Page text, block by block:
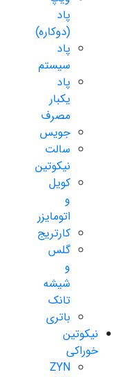
پاد
(دوکاره)
پاد
سیستم
پاد
یکبار
مصرف
جویس
سالت
نیکوتین
کویل
و
اتومایزر
کارتریج
گلس
و
شیشه
تانک
باتری
نیکوتین
خوراکی
ZYN